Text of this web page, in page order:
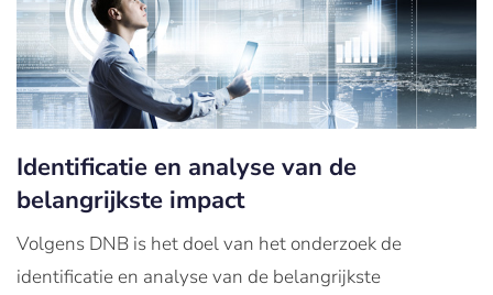
Identificatie en analyse van de
belangrijkste impact
Volgens DNB is het doel van het onderzoek de
identificatie en analyse van de belangrijkste